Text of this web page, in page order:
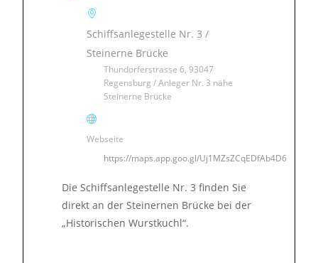
Schiffsanlegestelle Nr. 3 /
Steinerne Brücke
Thundorferstrasse 6, 93047
Regensburg / Anleger Nr. 3 nähe
Steinerne Brücke
Webseite
https://maps.app.goo.gl/Uj1MZsZCqEDfAb4D6
Die Schiffsanlegestelle Nr. 3 finden Sie
direkt an der Steinernen Brücke bei der
„Historischen Wurstkuchl“.